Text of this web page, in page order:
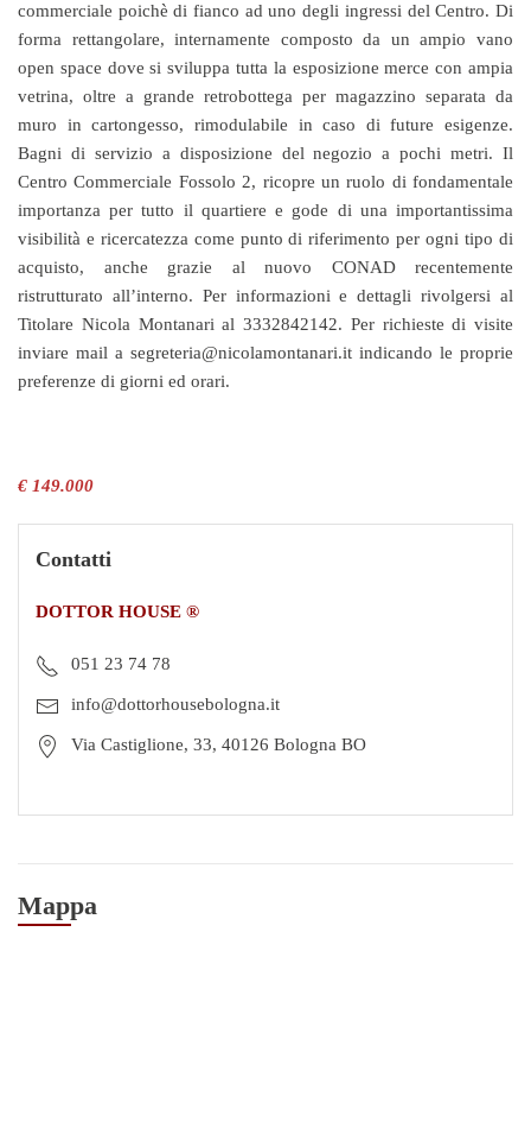
commerciale poichè di fianco ad uno degli ingressi del Centro. Di
forma rettangolare, internamente composto da un ampio vano
open space dove si sviluppa tutta la esposizione merce con ampia
vetrina, oltre a grande retrobottega per magazzino separata da
muro in cartongesso, rimodulabile in caso di future esigenze.
Bagni di servizio a disposizione del negozio a pochi metri. Il
Centro Commerciale Fossolo 2, ricopre un ruolo di fondamentale
importanza per tutto il quartiere e gode di una importantissima
visibilità e ricercatezza come punto di riferimento per ogni tipo di
acquisto, anche grazie al nuovo CONAD recentemente
ristrutturato all’interno. Per informazioni e dettagli rivolgersi al
Titolare Nicola Montanari al 3332842142. Per richieste di visite
inviare mail a segreteria@nicolamontanari.it indicando le proprie
preferenze di giorni ed orari.
€ 149.000
Contatti
DOTTOR HOUSE ®
051 23 74 78
info@dottorhousebologna.it
Via Castiglione, 33, 40126 Bologna BO
Mappa